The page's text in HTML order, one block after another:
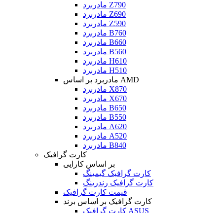
مادربرد Z790
مادربرد Z690
مادربرد Z590
مادربرد B760
مادربرد B660
مادربرد B560
مادربرد H610
مادربرد H510
مادربرد بر اساس AMD
مادربرد X870
مادربرد X670
مادربرد B650
مادربرد B550
مادربرد A620
مادربرد A520
مادربرد B840
کارت گرافیک
بر اساس کارایی
کارت گرافیک گیمینگ
کارت گرافیک رندرینگ
قیمت کارت گرافیک
کارت گرافیک بر اساس برند
کارت گرافیک ASUS